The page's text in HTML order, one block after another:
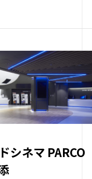
シネマ PARCO